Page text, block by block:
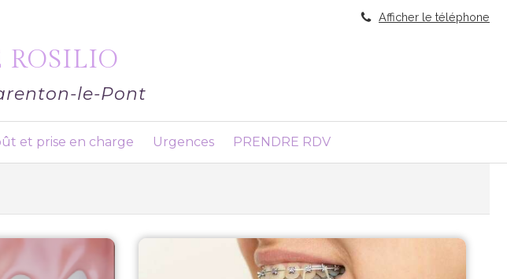
Afficher le téléphone
le-Pont
et prise en charge Urgences PRENDRE RDV